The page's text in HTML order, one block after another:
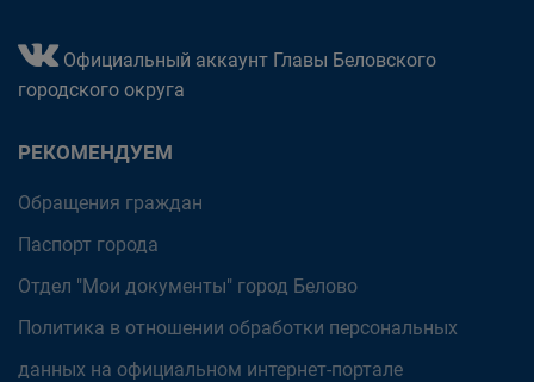
Официальный аккаунт Главы Беловского
городского округа
РЕКОМЕНДУЕМ
Обращения граждан
Паспорт города
Отдел "Мои документы" город Белово
Политика в отношении обработки персональных
данных на официальном интернет-портале